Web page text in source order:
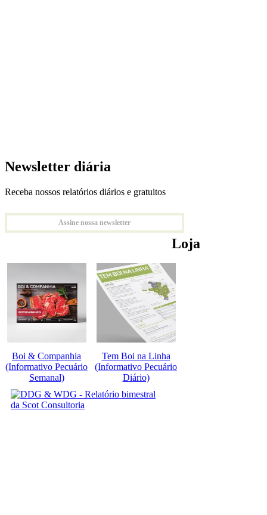
Newsletter diária
Receba nossos relatórios diários e gratuitos
Assine nossa newsletter
Loja
Boi & Companhia
(Informativo Pecuário
Semanal)
Tem Boi na Linha
(Informativo Pecuário
Diário)